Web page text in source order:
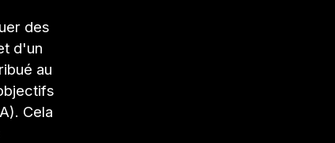
des
d'un
au
Cela